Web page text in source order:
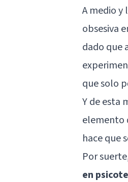
A medio
obsesiva
dado que
que solo
Y de esta
elemento
hace que
Por
en